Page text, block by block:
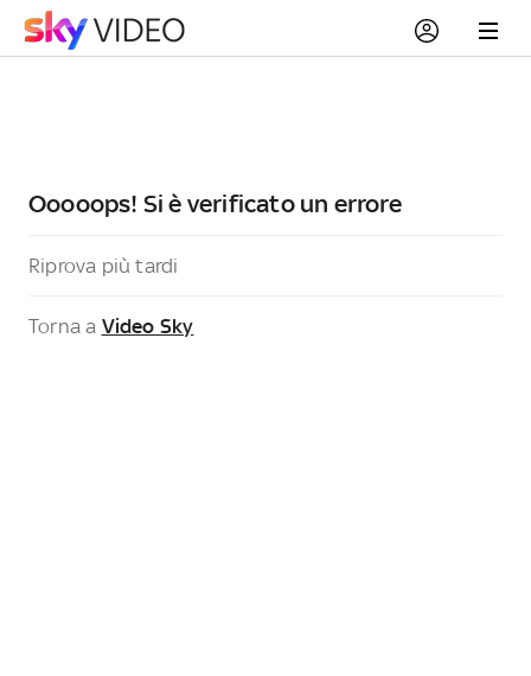
Ooooops! Si è verificato un errore
Riprova più tardi
Torna a Video Sky